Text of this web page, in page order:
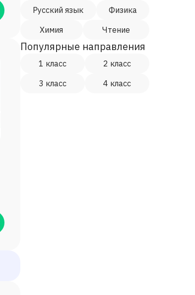
Русский язык
Физика
Химия
Чтение
Популярные направления
1 класс
2 класс
3 класс
4 класс